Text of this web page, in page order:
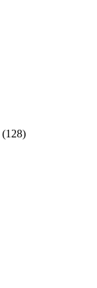
(128)